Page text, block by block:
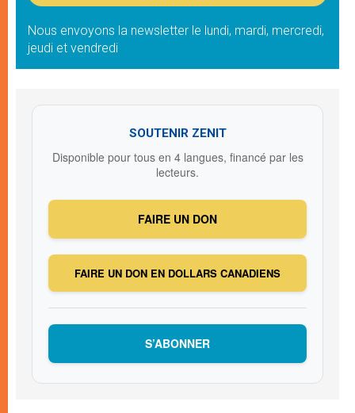
Nous envoyons la newsletter le lundi, mardi, mercredi,
jeudi et vendredi
SOUTENIR ZENIT
Disponible pour tous en 4 langues, financé par les
lecteurs.
FAIRE UN DON
FAIRE UN DON EN DOLLARS CANADIENS
S’ABONNER